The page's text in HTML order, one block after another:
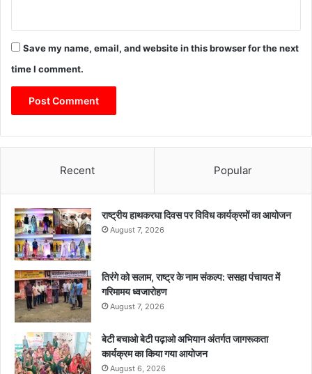
Save my name, email, and website in this browser for the next
time I comment.
Recent Popular
राष्ट्रीय हाथकरघा दिवस पर विविध कार्यक्रमों का आयोजन
August 7, 2026
तिरंगे को सलाम, राष्ट्र के नाम संकल्प: ससहा पंचायत में
गरिमामय ध्वजारोहण
August 7, 2026
बेटी बचाओ बेटी पढ़ाओ अभियान अंतर्गत जागरूकता
कार्यक्रम का किया गया आयोजन
August 6, 2026